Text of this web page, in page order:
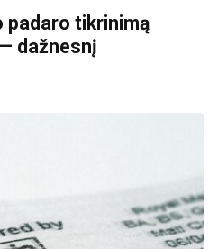
padaro tikrinimą
dažnesnį